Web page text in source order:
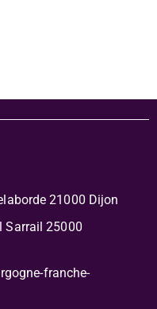
21000 Dijon
Sarrail 25000
franche-